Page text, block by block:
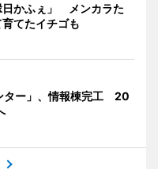
日かふぇ」 メンカラた
てたイチゴも
ター」、情報棟完工 20